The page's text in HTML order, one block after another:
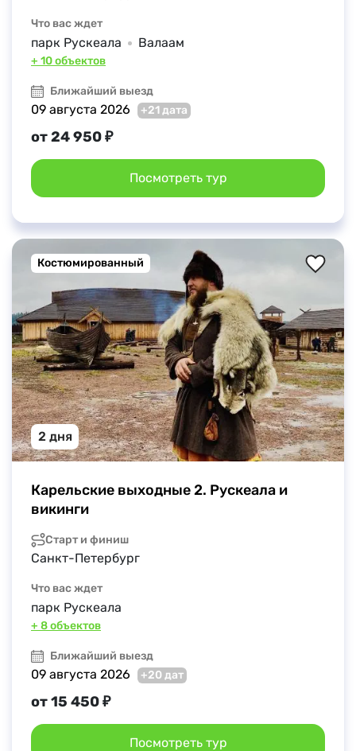
Что вас ждет
парк Рускеала Валаам
+ 10 объектов
Ближайший выезд
09 августа 2026 +21 дата
от 24 950 ₽
Посмотреть тур
Костюмированный
2 дня
Карельские выходные 2. Рускеала и
викинги
Старт и финиш
Санкт-Петербург
Что вас ждет
парк Рускеала
+ 8 объектов
Ближайший выезд
09 августа 2026 +20 дат
от 15 450 ₽
Посмотреть тур